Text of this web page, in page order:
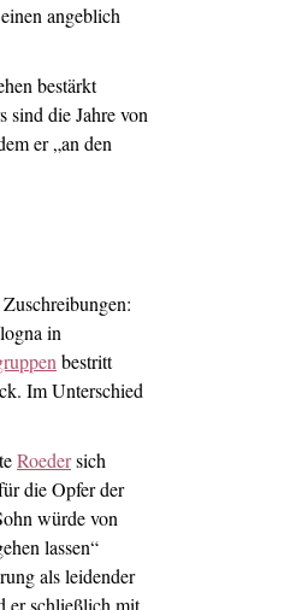
angeblich
bestärkt
sind die Jahre von
er „an den
in
bestritt
Im Unterschied
Roedersich
die Opfer der
würde von
lassen“
als leidender
er schließlich mit